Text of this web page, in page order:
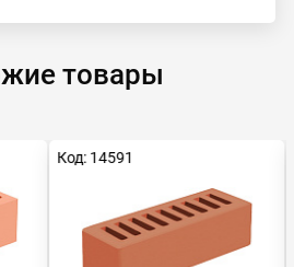
товары
Код: 14591